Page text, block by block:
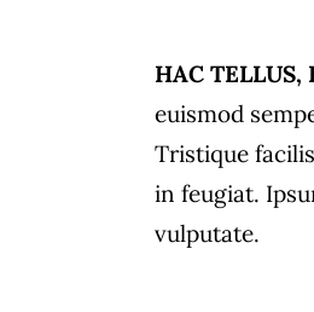
HAC TELLUS,
euismod
Tristique
in feugiat.
vulputate.